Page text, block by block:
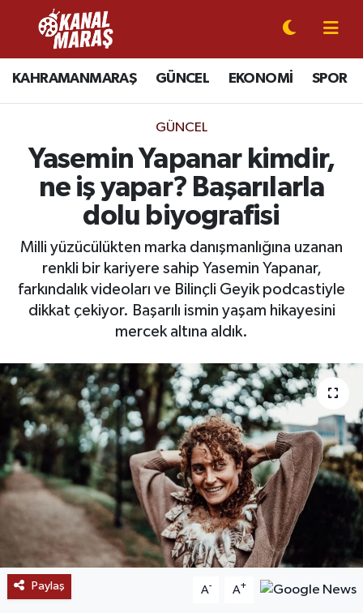
KAHRAMANMARAŞ GÜNCEL EKONOMİ SPOR
GÜNCEL
Yasemin Yapanar kimdir,
ne iş yapar? Başarılarla
dolu biyografisi
Milli yüzücülükten marka danışmanlığına uzanan
renkli bir kariyere sahip Yasemin Yapanar,
farkındalık videoları ve Bilinçli Geyik podcastiyle
dikkat çekiyor. Başarılı ismin yaşam hikayesini
mercek altına aldık.
Paylaş A- A+
CANLI YAYIN
KAHRAMANMARAŞ
SPOR
SİYASET
EKONOMİ
GÜNDEM
SAĞLIK
EĞİTİM
BÖLGE
KEŞFET
POPÜLER
DÜNYA
Kahramanmaraş Nöbetçi Eczaneler
Kahramanmaraş Hava Durumu
Kahramanmaraş Namaz Vakitleri
Kahramanmaraş Trafik Yoğunluk Haritası
Süper Lig Puan Durumu ve Fikstür
Tüm Manşetler
Son Dakika Haberleri